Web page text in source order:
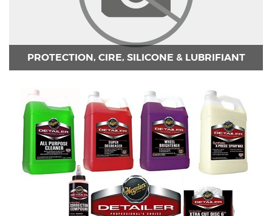
PROTECTION, CIRE, SILICONE & LUBRIFIANT